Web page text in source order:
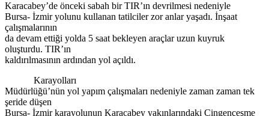
Karacabey’de önceki sabah bir TIR’ın devrilmesi nedeniyle
Bursa- İzmir yolunu kullanan tatilciler zor anlar yaşadı. İnşaat
çalışmalarının
da devam ettiği yolda 5 saat bekleyen araçlar uzun kuyruk
oluşturdu. TIR’ın
kaldırılmasının ardından yol açıldı.
Karayolları
Müdürlüğü’nün yol yapım çalışmaları nedeniyle zaman zaman tek
şeride düşen
Bursa- İzmir karayolunun Karacabey yakınlarındaki Çingençeşme